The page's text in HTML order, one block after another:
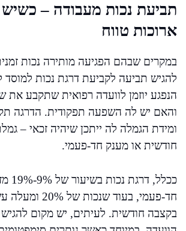
תביעת נכות מעבודה –
ארוכות טווח
במקרים שבהם הפגיעה מותירה נכות
להגיש תביעה לקביעת דרגת נכות למוסד
הנפגע יוזמן לוועדה רפואית שתקבע את
והאם יש לה השפעה תפקודית. הדרגה
ומידת הגמלה לה ייתכן שיהיה זכאי –
חודשית או מענק חד-פעמי.
ככלל,
חד-פעמי, בעוד
בקצבה חודשית. לעיתים, יש מקום